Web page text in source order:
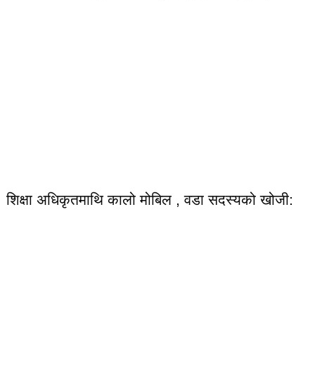
शिक्षा अधिकृतमाथि कालो मोबिल , वडा सदस्यको खोजी: